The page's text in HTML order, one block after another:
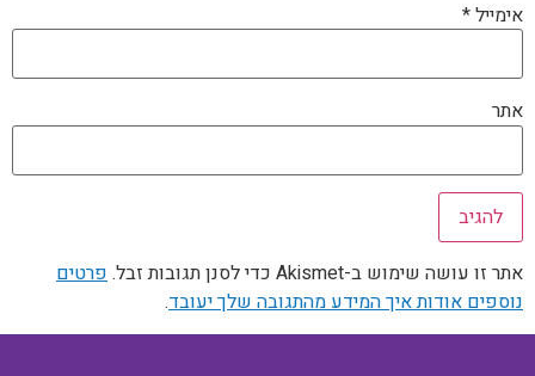
אימייל*
אתר
אתר זו עושה שימוש ב-Akismet כדי לסנן תגובות זבל.
פרטים
נוספים אודות איך המידע מהתגובה שלך יעובד.